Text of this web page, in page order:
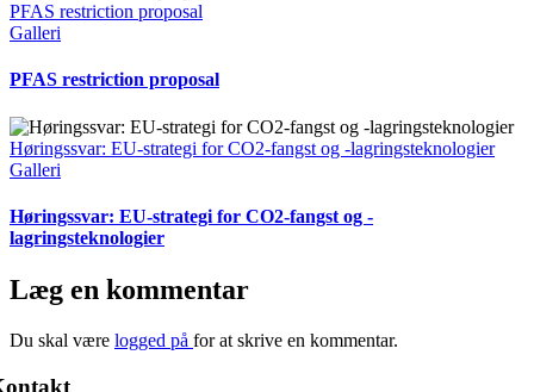
PFAS restriction proposal
Galleri
PFAS restriction proposal
Høringssvar: EU-strategi for CO2-fangst og -lagringsteknologier
Galleri
Høringssvar: EU-strategi for CO2-fangst og -
lagringsteknologier
Læg en kommentar
Du skal være logged på for at skrive en kommentar.